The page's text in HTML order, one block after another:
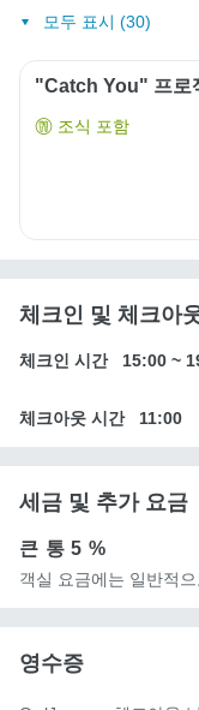
모두 표시 (30)
"Catch You" 프로
조식 포함
체크인 및 체크아
체크인 시간 15:00 ~
체크아웃 시간 11:00
세금 및 추가 요금
큰 통5 %
객실 요금에는 일반적
영수증